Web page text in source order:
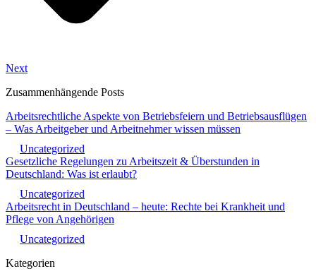
Next
Zusammenhängende Posts
Arbeitsrechtliche Aspekte von Betriebsfeiern und Betriebsausflügen
– Was Arbeitgeber und Arbeitnehmer wissen müssen
Uncategorized
Gesetzliche Regelungen zu Arbeitszeit & Überstunden in
Deutschland: Was ist erlaubt?
Uncategorized
Arbeitsrecht in Deutschland – heute: Rechte bei Krankheit und
Pflege von Angehörigen
Uncategorized
Kategorien